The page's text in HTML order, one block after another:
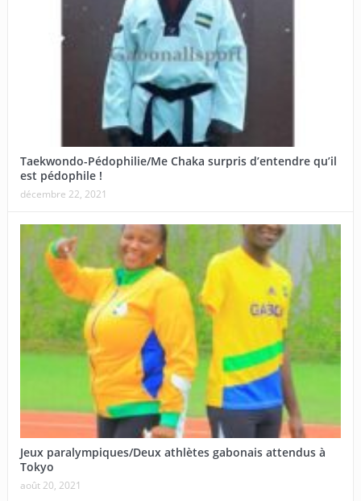
Taekwondo-Pédophilie/Me Chaka surpris d’entendre qu’il
est pédophile !
décembre 22, 2021
Jeux paralympiques/Deux athlètes gabonais attendus à
Tokyo
août 20, 2021